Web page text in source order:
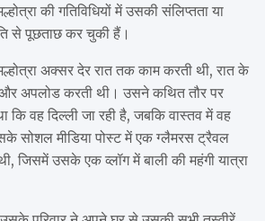
​​की गतिविधियों में उसकी संलिप्तता या
से पूछताछ कर चुकी हैं।
​​अक्सर देर रात तक काम करती थी, रात के
अपलोड करती थी। उसने कथित तौर पर
कि वह दिल्ली जा रही है, जबकि वास्तव में वह
सोशल मीडिया पोस्ट में एक ग्लैमरस ट्रैवल
जिसमें उसके एक व्लॉग में बाली की महंगी यात्रा